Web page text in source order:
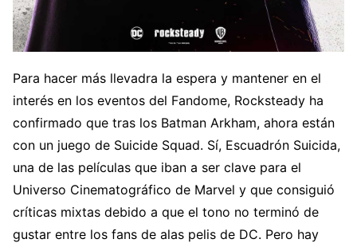
Para hacer más llevadra la espera y mantener en el
interés en los eventos del Fandome, Rocksteady ha
confirmado que tras los Batman Arkham, ahora están
con un juego de Suicide Squad. Sí, Escuadrón Suicida,
una de las películas que iban a ser clave para el
Universo Cinematográfico de Marvel y que consiguió
críticas mixtas debido a que el tono no terminó de
gustar entre los fans de alas pelis de DC. Pero hay